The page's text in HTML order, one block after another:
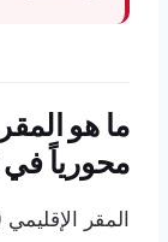
ما هو
محورياً في 2026؟